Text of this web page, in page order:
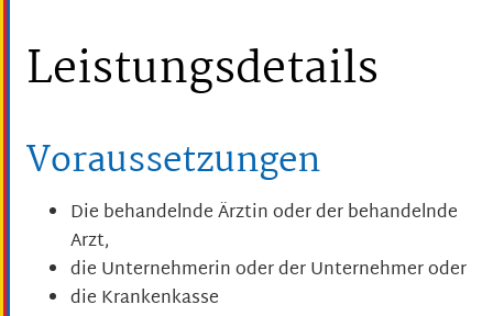
Leistungsdetails
Voraussetzungen
Die behandelnde Ärztin oder der behandelnde
Arzt,
die Unternehmerin oder der Unternehmer oder
die Krankenkasse